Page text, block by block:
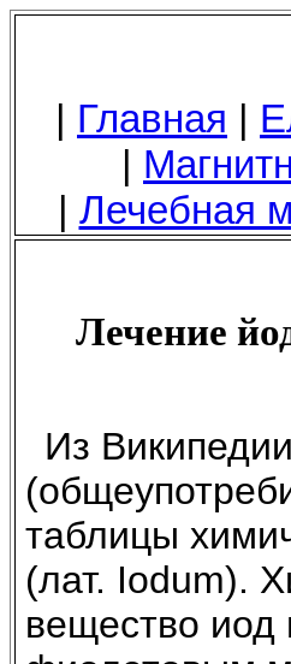
| Главная |
|
| Лечебная
Лечение
Из
таблицы
(лат. Iodum).
вещество иод